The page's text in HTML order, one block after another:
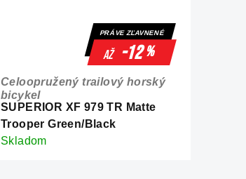
PRÁVE ZĽAVNENÉ
až -12%
SUPERIOR XF 979 TR Matte
Trooper Green/Black
Celoopružený trailový horský
bicykel
Skladom